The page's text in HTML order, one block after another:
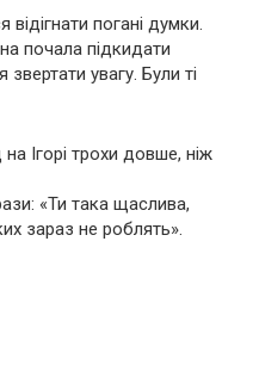
погані думки.
почала підкидати
звертати увагу. Були ті
Ігорі трохи довше, ніж
«Ти така щаслива,
зараз не роблять».